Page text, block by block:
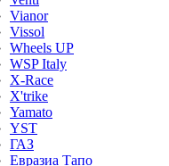
Vianor
Vissol
Wheels UP
WSP Italy
X-Race
X'trike
Yamato
YST
ГАЗ
Евразиа Тапо